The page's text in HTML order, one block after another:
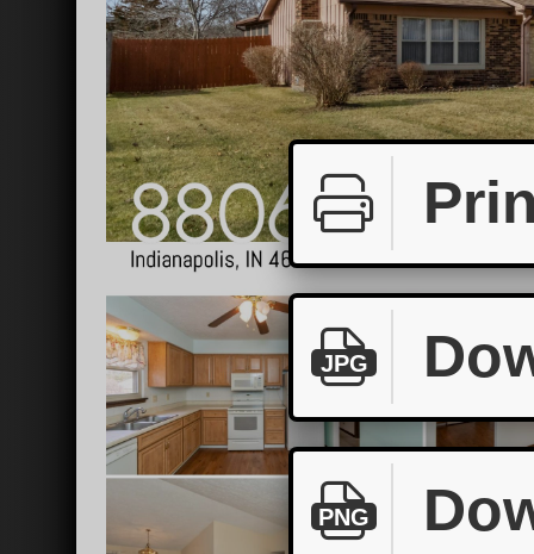
JPG
PNG